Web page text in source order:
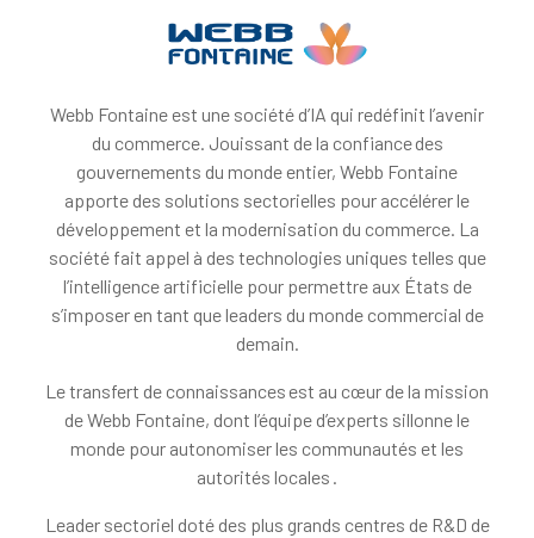
Webb Fontaine est une société d’IA qui redéfinit l’avenir
du commerce. Jouissant de la confiance des
gouvernements du monde entier, Webb Fontaine
apporte des solutions sectorielles pour accélérer le
développement et la modernisation du commerce. La
société fait appel à des technologies uniques telles que
l’intelligence artificielle pour permettre aux États de
s’imposer en tant que leaders du monde commercial de
demain.
Le transfert de connaissances est au cœur de la mission
de Webb Fontaine, dont l’équipe d’experts sillonne le
monde pour autonomiser les communautés et les
autorités locales .
Leader sectoriel doté des plus grands centres de R&D de